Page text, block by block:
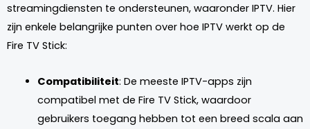
streamingdiensten te ondersteunen, waaronder IPTV. Hier
zijn enkele belangrijke punten over hoe IPTV werkt op de
Fire TV Stick:
Compatibiliteit: De meeste IPTV-apps zijn
compatibel met de Fire TV Stick, waardoor
gebruikers toegang hebben tot een breed scala aan